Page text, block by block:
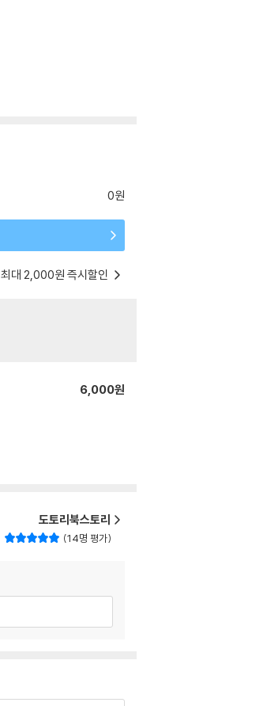
0원
최대 2,000원 즉시할인
6,000원
도토리북스토리
14명 평가